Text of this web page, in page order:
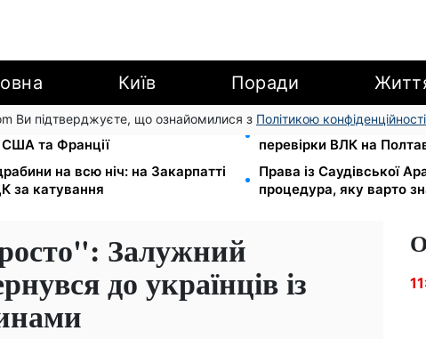
Київ Поради
Ви підтверджуєте, що ознайомилися з Політикою конфіденційності
відбувся товариський матч
та Франції
Мобілізація після
перевірки ВЛК на
на всю ніч: на Закарпатті
за катування
Права із Саудівської
процедура, яку варто
Залужний
до українців із